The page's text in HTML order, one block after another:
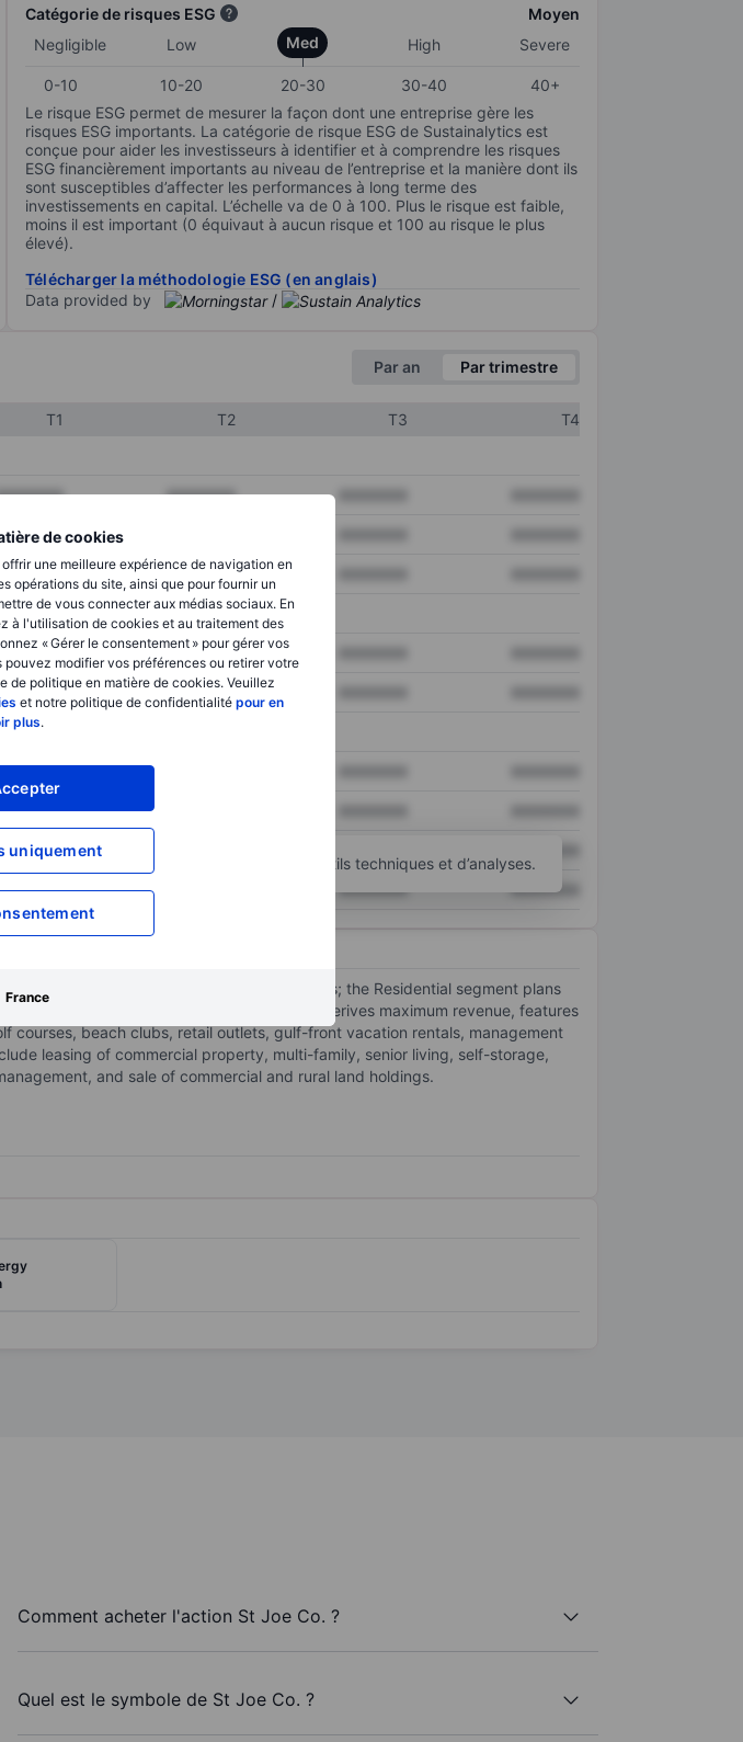
de cookies
une meilleure expérience de navigation en
opérations du site, ainsi que pour fournir un
de vous connecter aux médias sociaux. En
à l'utilisation de cookies et au traitement des
« Gérer le consentement » pour gérer vos
modifier vos préférences ou retirer votre
de politique en matière de cookies. Veuillez
et notre politique de confidentialité pour en
plus.
uniquement
France
Catégorie de risques ESG
Moyen
Negligible
Low Med High Severe
0-10 10-20 20-30 30-40
40+
Le risque ESG permet de mesurer la façon dont une entreprise gère les
risques ESG importants. La catégorie de risque ESG de Sustainalytics est
conçue pour aider les investisseurs à identifier et à comprendre les risques
ESG financièrement importants au niveau de l’entreprise et la manière dont ils
sont susceptibles d’affecter les performances à long terme des
investissements en capital. L’échelle va de 0 à 100. Plus le risque est faible,
moins il est important (0 équivaut à aucun risque et 100 au risque le plus
élevé).
Télécharger la méthodologie ESG (en anglais)
Data provided by
/
Par an Par trimestre
T1 T2 T3
T4
XXXXXXX
XXXXXXX
XXXXXXX
XXXXXXX
XXXXXXX XXXXXXX
Ouvrir un compte pour accéder à d’autres outils techniques et d’analyses.
and it has three operating segments; the Residential segment plans
consumers, the Hospitality segment that derives maximum revenue, features
courses, beach clubs, retail outlets, gulf-front vacation rentals, management
leasing of commercial property, multi-family, senior living, self-storage,
and sale of commercial and rural land holdings.
Comment acheter l'action St Joe Co. ?
Quel est le symbole de St Joe Co. ?